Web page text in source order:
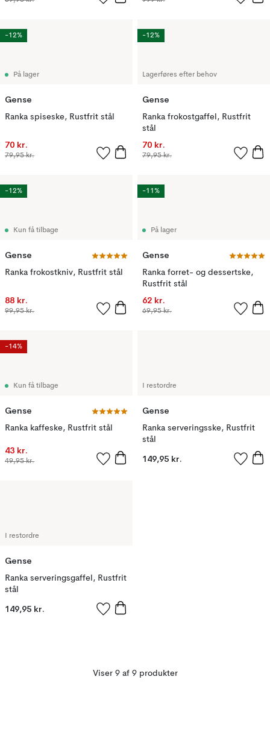
På lager
Gense
Ranka spiseske, Rustfrit stål
70 kr.
79,95 kr.
-12%
Lagerføres efter behov
Gense
Ranka frokostgaffel, Rustfrit
stål
70 kr.
79,95 kr.
-12%
Kun få tilbage
Gense
Ranka frokostkniv, Rustfrit stål
88 kr.
99,95 kr.
-12%
På lager
Gense
Ranka forret- og dessertske,
Rustfrit stål
62 kr.
69,95 kr.
-11%
Kun få tilbage
Gense
Ranka kaffeske, Rustfrit stål
43 kr.
49,95 kr.
-14%
I restordre
Gense
Ranka serveringsske, Rustfrit
stål
149,95 kr.
I restordre
Gense
Ranka serveringsgaffel, Rustfrit
stål
149,95 kr.
Viser 9 af 9 produkter